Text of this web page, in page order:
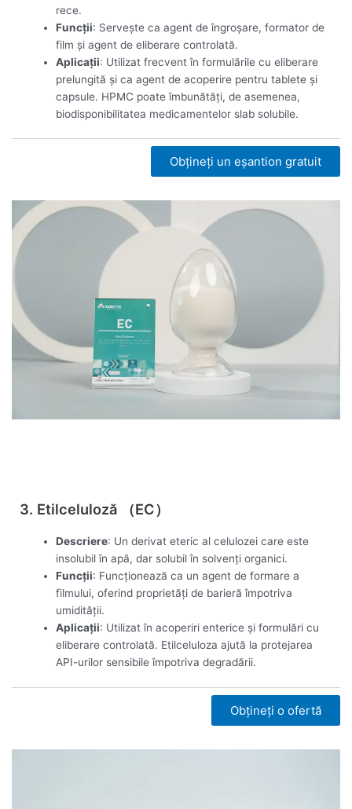
rece.
Funcții: Servește ca agent de îngroșare, formator de
film și agent de eliberare controlată.
Aplicații: Utilizat frecvent în formulările cu eliberare
prelungită și ca agent de acoperire pentru tablete și
capsule. HPMC poate îmbunătăți, de asemenea,
biodisponibilitatea medicamentelor slab solubile.
Obțineți un eșantion gratuit
3. Etilceluloză （EC）
Descriere: Un derivat eteric al celulozei care este
insolubil în apă, dar solubil în solvenți organici.
Funcții: Funcționează ca un agent de formare a
filmului, oferind proprietăți de barieră împotriva
umidității.
Aplicații: Utilizat în acoperiri enterice și formulări cu
eliberare controlată. Etilceluloza ajută la protejarea
API-urilor sensibile împotriva degradării.
Obțineți o ofertă